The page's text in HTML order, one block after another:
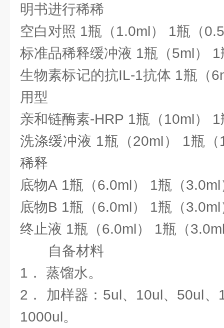
明书进行稀稀
空白对照 1瓶（1.0ml） 1瓶（
标准品稀释缓冲液 1瓶（5ml）
生物素标记的抗IL-1抗体 1瓶（
用型
亲和链酶素-HRP 1瓶（10ml）
洗涤缓冲液 1瓶（20ml） 1瓶
稀释
底物A 1瓶（6.0ml） 1瓶（
底物B 1瓶（6.0ml） 1瓶（
终止液 1瓶（6.0ml） 1瓶（
自备材料
1． 蒸馏水。
2． 加样器：5ul、10ul、50ul
1000ul。